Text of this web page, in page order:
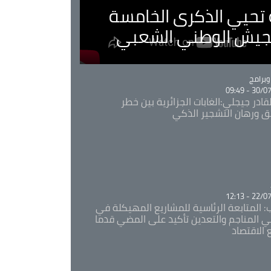
تحيي الذكرى الخامسة
الوطني الشعبي
30/07/
جيجلي:الغابات الجزائرية بين خطر
ورهان التشجير الذكي
22/07/
المتابعة الرئاسية للمشاريع المهيكلة في
المناجم والتعدين تأكيد على المضي قدما
الاقتصاد